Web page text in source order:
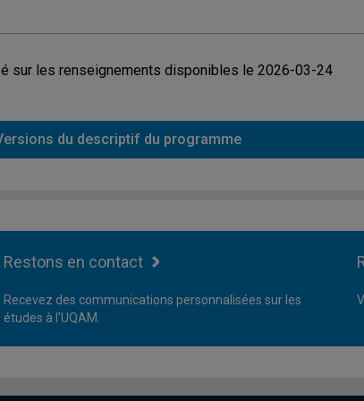
sur les renseignements disponibles le 2026-03-24
du descriptif du programme
Restons en contact
Recevez des communications personnalisées sur les
études à l'UQAM.